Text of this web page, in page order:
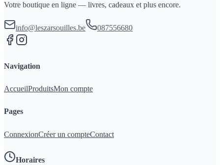
Votre boutique en ligne — livres, cadeaux et plus encore.
info@leszarsouilles.be 087556680
Navigation
AccueilProduitsMon compte
Pages
ConnexionCréer un compteContact
Horaires